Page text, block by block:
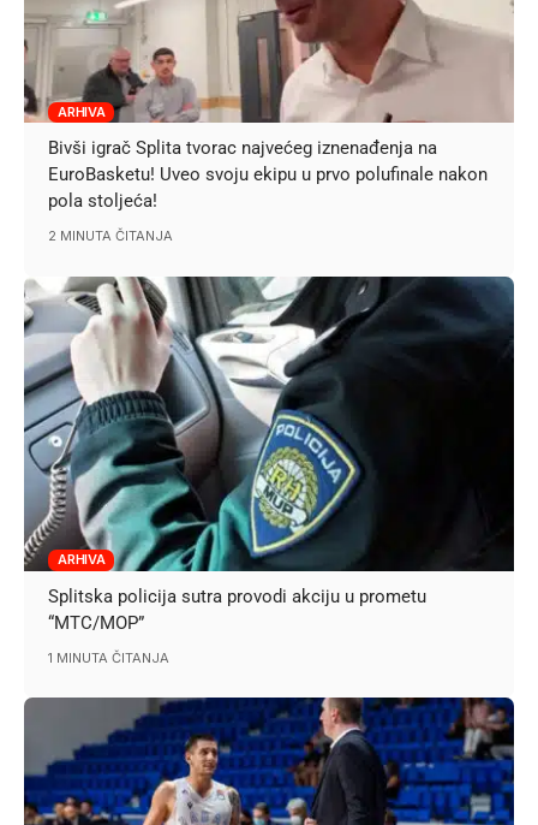
ARHIVA
Bivši igrač Splita tvorac najvećeg iznenađenja na
EuroBasketu! Uveo svoju ekipu u prvo polufinale nakon
pola stoljeća!
2 MINUTA ČITANJA
ARHIVA
Splitska policija sutra provodi akciju u prometu
“MTC/MOP”
1 MINUTA ČITANJA